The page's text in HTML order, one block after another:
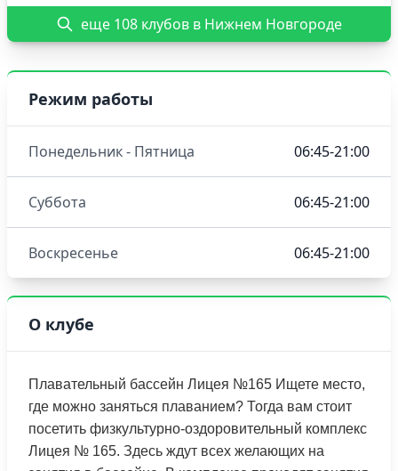
О клубе
Плавательный бассейн Лицея №165 Ищете место,
где можно заняться плаванием? Тогда вам стоит
посетить физкультурно-оздоровительный комплекс
Лицея № 165. Здесь ждут всех желающих на
еще 108 клубов в Нижнем Новгороде
Режим работы
Понедельник - Пятница 06:45-21:00
Суббота 06:45-21:00
Воскресенье 06:45-21:00